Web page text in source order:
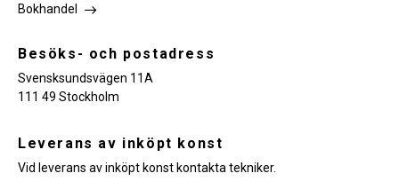
Bokhandel
Besöks- och postadress
Svensksundsvägen 11A
111 49 Stockholm
Leverans av inköpt konst
Vid leverans av inköpt konst kontakta tekniker.